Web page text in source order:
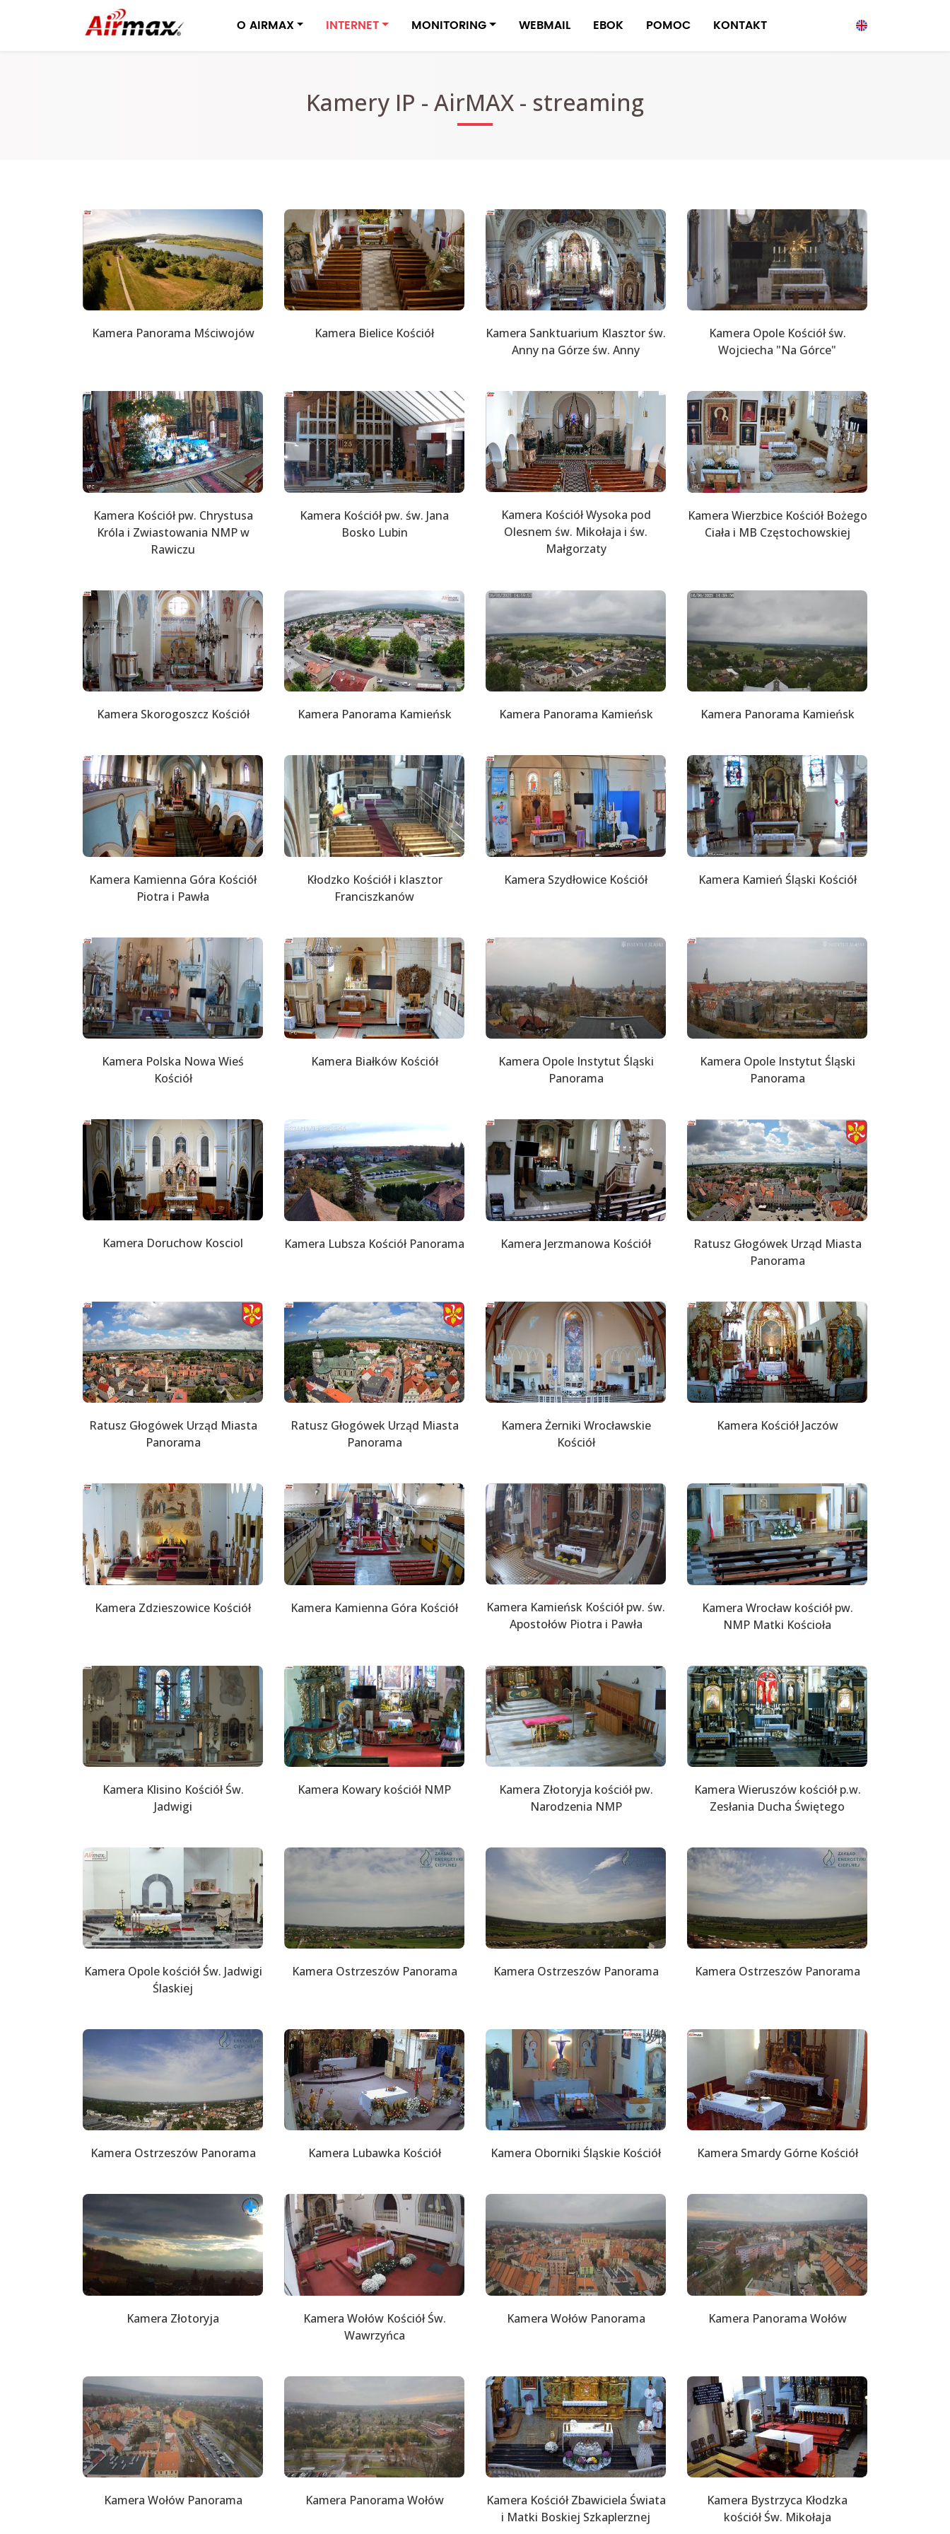
O AIRMAX INTERNET MONITORING WEBMAIL EBOK POMOC KONTAKT
Kamery IP - AirMAX - streaming
Kamera Panorama Mściwojów Kamera Bielice Kościół
Kamera Sanktuarium Klasztor św.
Anny na Górze św. Anny
Kamera Opole Kościół św.
Wojciecha "Na Górce"
Kamera Kościół pw. Chrystusa
Króla i Zwiastowania NMP w
Rawiczu
Kamera Kościół pw. św. Jana
Bosko Lubin
Kamera Kościół Wysoka pod
Olesnem św. Mikołaja i św.
Małgorzaty
Kamera Wierzbice Kościół Bożego
Ciała i MB Częstochowskiej
Kamera Skorogoszcz Kościół Kamera Panorama Kamieńsk Kamera Panorama Kamieńsk Kamera Panorama Kamieńsk
Kamera Kamienna Góra Kościół
Piotra i Pawła
Kłodzko Kościół i klasztor
Franciszkanów
Kamera Szydłowice Kościół Kamera Kamień Śląski Kościół
Kamera Polska Nowa Wieś
Kościół
Kamera Białków Kościół
Kamera Opole Instytut Śląski
Panorama
Kamera Opole Instytut Śląski
Panorama
Kamera Doruchow Kosciol Kamera Lubsza Kościół Panorama Kamera Jerzmanowa Kościół
Ratusz Głogówek Urząd Miasta
Panorama
Ratusz Głogówek Urząd Miasta
Panorama
Ratusz Głogówek Urząd Miasta
Panorama
Kamera Żerniki Wrocławskie
Kościół
Kamera Kościół Jaczów
Kamera Zdzieszowice Kościół Kamera Kamienna Góra Kościół
Kamera Kamieńsk Kościół pw. św.
Apostołów Piotra i Pawła
Kamera Wrocław kościół pw.
NMP Matki Kościoła
Kamera Klisino Kościół Św.
Jadwigi
Kamera Kowary kościół NMP
Kamera Złotoryja kościół pw.
Narodzenia NMP
Kamera Wieruszów kościół p.w.
Zesłania Ducha Świętego
Kamera Opole kościół Św. Jadwigi
Ślaskiej
Kamera Ostrzeszów Panorama Kamera Ostrzeszów Panorama Kamera Ostrzeszów Panorama
Kamera Ostrzeszów Panorama Kamera Lubawka Kościół Kamera Oborniki Śląskie Kościół Kamera Smardy Górne Kościół
Kamera Złotoryja
Kamera Wołów Kościół Św.
Wawrzyńca
Kamera Wołów Panorama Kamera Panorama Wołów
Kamera Wołów Panorama Kamera Panorama Wołów
Kamera Kościół Zbawiciela Świata
i Matki Boskiej Szkaplerznej
Kamera Bystrzyca Kłodzka
kościół Św. Mikołaja